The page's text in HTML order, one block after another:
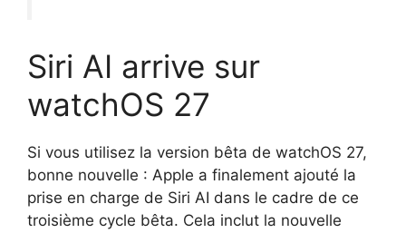
Siri AI arrive sur
watchOS 27
Si vous utilisez la version bêta de watchOS 27,
bonne nouvelle : Apple a finalement ajouté la
prise en charge de Siri AI dans le cadre de ce
troisième cycle bêta. Cela inclut la nouvelle